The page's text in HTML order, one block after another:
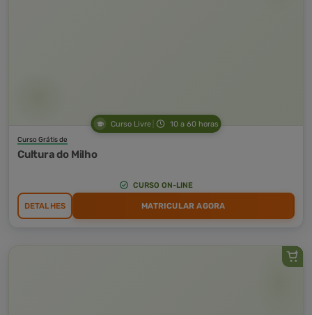
Curso Livre 10 a 60 horas
Curso Grátis de
Cultura do Milho
CURSO ON-LINE
DETALHES MATRICULAR AGORA